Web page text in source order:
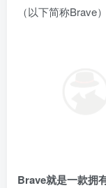
（以下简称Brave
Brave就是一款拥